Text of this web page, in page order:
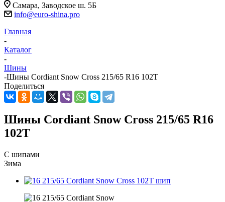
Самара, Заводское ш. 5Б
info@euro-shina.pro
Главная
-
Каталог
-
Шины
-Шины Cordiant Snow Cross 215/65 R16 102T
Поделиться
Шины Cordiant Snow Cross 215/65 R16
102T
С шипами
Зима